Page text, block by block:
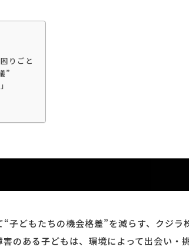
りごと
”
“子どもたちの機会格差”を減らす、クジラ
のある子どもは、環境によって出会い・